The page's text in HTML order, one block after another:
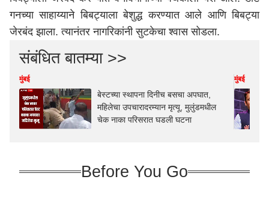
गनच्या साहाय्याने बिबट्याला बेशुद्ध करण्यात आले आणि बिबट्या
जेरबंद झाला. त्यानंतर नागरिकांनी सुटकेचा श्वास सोडला.
संबंधित बातम्या >>
मुंबई
बेस्टच्या स्थापना दिनीच बसचा अपघात,
महिलेचा उपचारादरम्यान मृत्यू, मुलुंडमधील
चेक नाका परिसरात घडली घटना
मुंबई
Before You Go